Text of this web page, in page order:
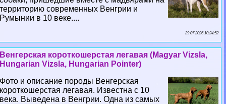
территорию современных Венгрии и
Румынии в 10 веке....
29 07 2026 10:24:52
Венгерская короткошерстая легавая (Magyar Vizsla,
Hungarian Vizsla, Hungarian Pointer)
Фото и описание породы Венгерская
короткошерстая легавая. Известна с 10
века. Выведена в Венгрии. Одна из самых